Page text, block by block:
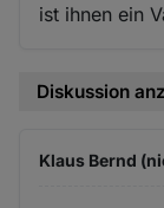
ist ihnen ein
Diskussion
Klaus Bernd